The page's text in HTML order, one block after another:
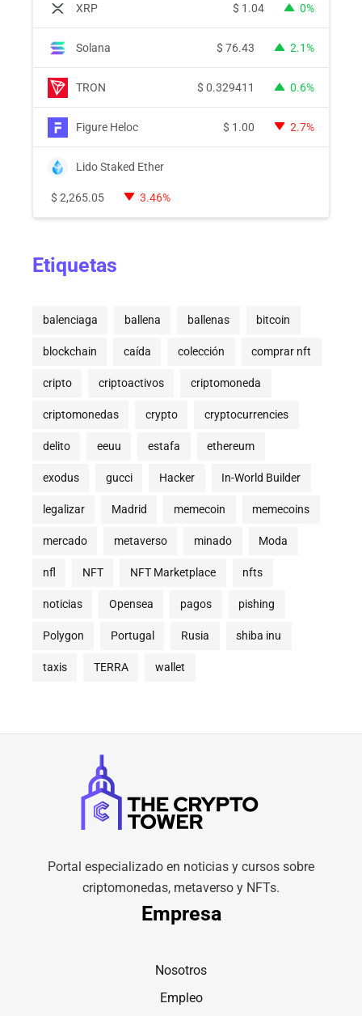
XRP $ 1.04 0%
Solana $ 76.43 2.1%
TRON $ 0.329411 0.6%
Figure Heloc $ 1.00 2.7%
Lido Staked Ether
$ 2,265.05 3.46%
Etiquetas
balenciaga ballena ballenas bitcoin
blockchain caída colección comprar nft
cripto criptoactivos criptomoneda
criptomonedas crypto cryptocurrencies
delito eeuu estafa ethereum
exodus gucci Hacker In-World Builder
legalizar Madrid memecoin memecoins
mercado metaverso minado Moda
nfl NFT NFT Marketplace nfts
noticias Opensea pagos pishing
Polygon Portugal Rusia shiba inu
taxis TERRA wallet
Portal especializado en noticias y cursos sobre
criptomonedas, metaverso y NFTs.
Empresa
Nosotros
Empleo